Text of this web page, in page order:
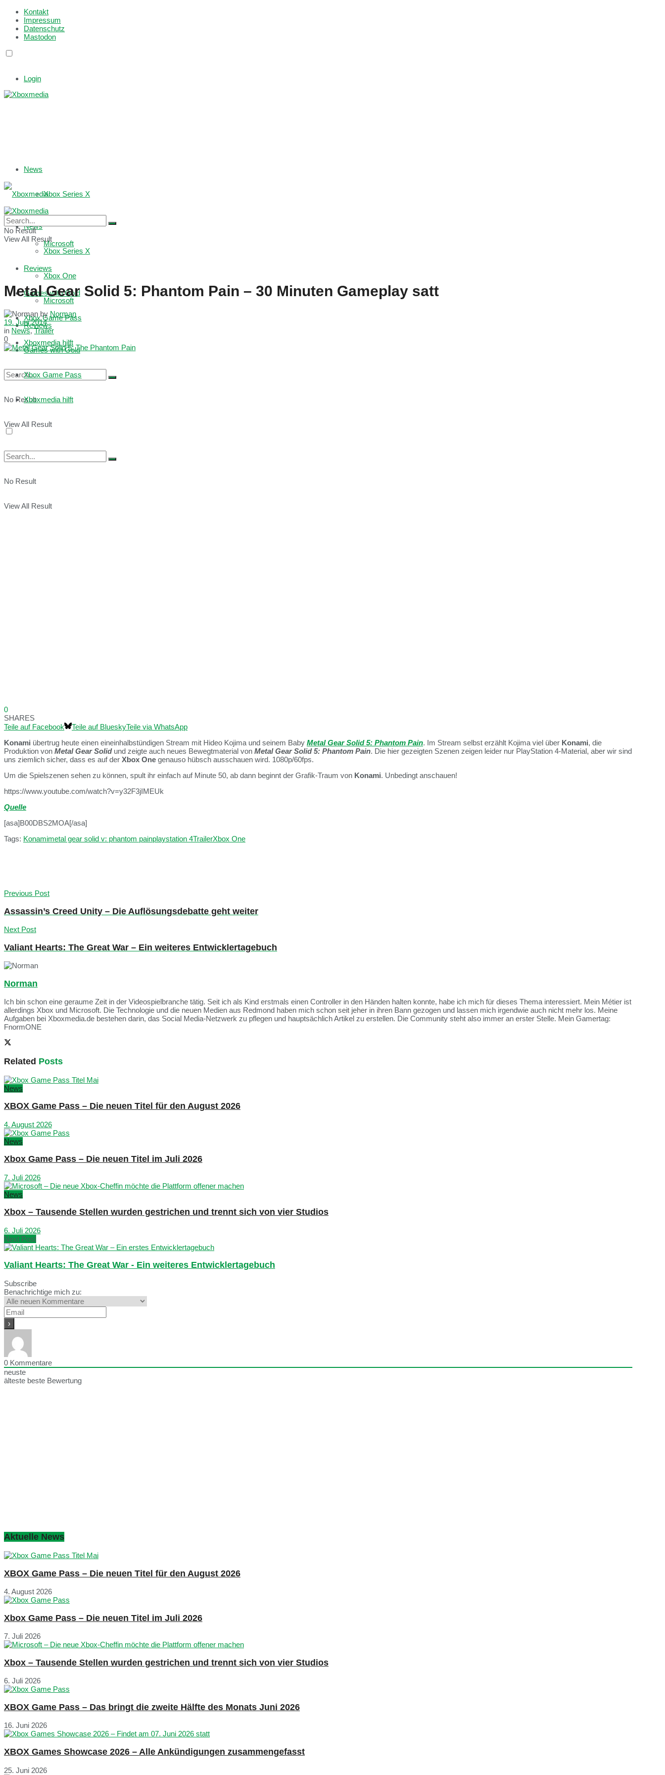
Kontakt
Impressum
Datenschutz
Mastodon
Login
News
Xbox Series X
Microsoft
Reviews
Games with Gold
Xbox Game Pass
Xboxmedia hilft
No Result
View All Result
News
Xbox Series X
Xbox One
Microsoft
Reviews
Games with Gold
Xbox Game Pass
Xboxmedia hilft
No Result
View All Result
No Result
View All Result
Metal Gear Solid 5: Phantom Pain – 30 Minuten Gameplay satt
by Norman
19. Juni 2014
in News,Trailer
0
0
SHARES
Teile auf Facebook
Teile auf BlueskyTeile via WhatsApp
Konami übertrug heute einen eineinhalbstündigen Stream mit Hideo Kojima und seinem Baby Metal Gear Solid 5: Phantom Pain. Im Stream selbst erzählt Kojima viel über Konami, die
Produktion von Metal Gear Solid und zeigte auch neues Bewegtmaterial von Metal Gear Solid 5: Phantom Pain. Die hier gezeigten Szenen zeigen leider nur PlayStation 4-Material, aber wir sind
uns ziemlich sicher, dass es auf der Xbox One genauso hübsch ausschauen wird. 1080p/60fps.
Um die Spielszenen sehen zu können, spult ihr einfach auf Minute 50, ab dann beginnt der Grafik-Traum von Konami. Unbedingt anschauen!
https://www.youtube.com/watch?v=y32F3jIMEUk
Quelle
[asa]B00DBS2MOA[/asa]
Tags: Konamimetal gear solid v: phantom painplaystation 4TrailerXbox One
Previous Post
Assassin’s Creed Unity – Die Auflösungsdebatte geht weiter
Next Post
Valiant Hearts: The Great War – Ein weiteres Entwicklertagebuch
Norman
Ich bin schon eine geraume Zeit in der Videospielbranche tätig. Seit ich als Kind erstmals einen Controller in den Händen halten konnte, habe ich mich für dieses Thema interessiert. Mein Métier ist
allerdings Xbox und Microsoft. Die Technologie und die neuen Medien aus Redmond haben mich schon seit jeher in ihren Bann gezogen und lassen mich irgendwie auch nicht mehr los. Meine
Aufgaben bei Xboxmedia.de bestehen darin, das Social Media-Netzwerk zu pflegen und hauptsächlich Artikel zu erstellen. Die Community steht also immer an erster Stelle. Mein Gamertag:
FnormONE
Related Posts
News
XBOX Game Pass – Die neuen Titel für den August 2026
4. August 2026
News
Xbox Game Pass – Die neuen Titel im Juli 2026
7. Juli 2026
News
Xbox – Tausende Stellen wurden gestrichen und trennt sich von vier Studios
6. Juli 2026
Next Post
Valiant Hearts: The Great War - Ein weiteres Entwicklertagebuch
Subscribe
Benachrichtige mich zu:
0 Kommentare
neuste
älteste beste Bewertung
Aktuelle News
XBOX Game Pass – Die neuen Titel für den August 2026
4. August 2026
Xbox Game Pass – Die neuen Titel im Juli 2026
7. Juli 2026
Xbox – Tausende Stellen wurden gestrichen und trennt sich von vier Studios
6. Juli 2026
XBOX Game Pass – Das bringt die zweite Hälfte des Monats Juni 2026
16. Juni 2026
XBOX Games Showcase 2026 – Alle Ankündigungen zusammengefasst
25. Juni 2026